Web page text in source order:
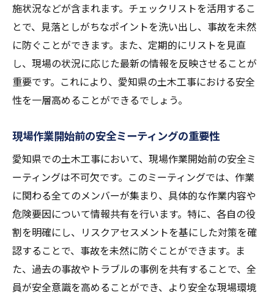
き安全知識
作業員の安全意識向上に役立つ活動紹介
安全性向上のための現場リーダーの役割
現場での安全意識を高める日常的な活動
土木工事における安全文化の醸成と愛知県の取
地域社会との協力による安全文化の促進
安全文化を根付かせるための社内活動
愛知県での安全文化醸成の成功事例
従業員全員が参加する安全活動の重要性
安全文化を支えるリーダーシップの在り方
安全文化の継続的進化を促すための施策
愛知県土木現場の安全性向上に向けた未来の展
望
次世代安全装置の開発とその潜在力
施状況などが含まれます。チェックリストを活用するこ
とで、見落としがちなポイントを洗い出し、事故を未然
に防ぐことができます。また、定期的にリストを見直
し、現場の状況に応じた最新の情報を反映させることが
重要です。これにより、愛知県の土木工事における安全
性を一層高めることができるでしょう。
現場作業開始前の安全ミーティングの重要性
愛知県での土木工事において、現場作業開始前の安全ミ
ーティングは不可欠です。このミーティングでは、作業
に関わる全てのメンバーが集まり、具体的な作業内容や
危険要因について情報共有を行います。特に、各自の役
割を明確にし、リスクアセスメントを基にした対策を確
認することで、事故を未然に防ぐことができます。ま
た、過去の事故やトラブルの事例を共有することで、全
員が安全意識を高めることができ、より安全な現場環境